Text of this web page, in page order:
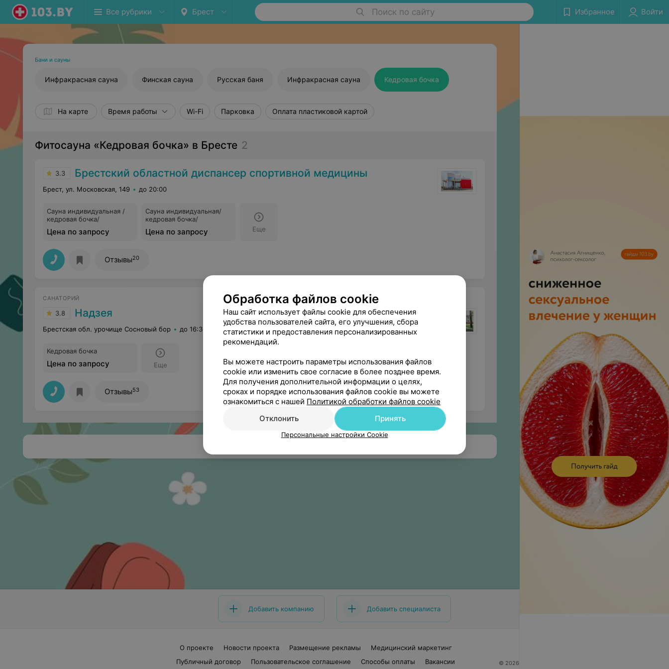
Все рубрики Брест Поиск по сайту Избранное Войти
Бани и сауны
Инфракрасная сауна Финская сауна Русская баня Инфракрасная сауна Кедровая бочка
На карте Время работы Wi-Fi Парковка Оплата пластиковой картой
Фитосауна «Кедровая бочка» в Бресте 2
3.3 Брестский областной диспансер спортивной медицины
Брест, ул. Московская, 149 до 20:00
Сауна индивидуальная /
кедровая бочка/
Цена по запросу
Сауна индивидуальная/
кедровая бочка/
Цена по запросу Еще
Отзывы20
САНАТОРИЙ
3.8 Надзея
Брестская обл. урочище Сосновый бор до 16:30
Кедровая бочка
Цена по запросу Еще
Отзывы53
Добавить компанию Добавить специалиста
О проекте Новости проекта Размещение рекламы
Медицинский маркетинг
Публичный договор
Пользовательское соглашение Способы оплаты Вакансии © 2026 ООО «Артокс Лаб», УНП 191700409
Обработка файлов cookie
Наш сайт использует файлы cookie для обеспечения
удобства пользователей сайта, его улучшения, сбора
статистики и предоставления персонализированных
рекомендаций.
Вы можете настроить параметры использования файлов
cookie или изменить свое согласие в более позднее время.
Для получения дополнительной информации о целях,
сроках и порядке использования файлов cookie вы можете
ознакомиться с нашей Политикой обработки файлов cookie
Отклонить
Принять
Персональные настройки Cookie